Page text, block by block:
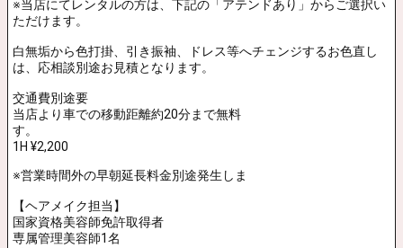
神社挙式・フォトウエディングはこちら
ブライダル着付け出張料金表
(表示価格は、すべて税込です)